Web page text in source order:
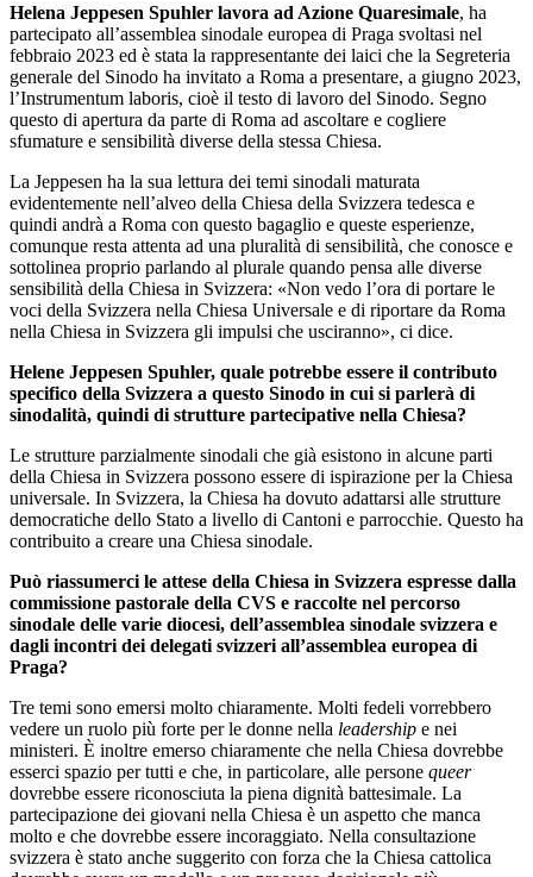
Helena Jeppesen Spuhler lavora ad Azione Quaresimale, ha
partecipato all’assemblea sinodale europea di Praga svoltasi nel
febbraio 2023 ed è stata la rappresentante dei laici che la Segreteria
generale del Sinodo ha invitato a Roma a presentare, a giugno 2023,
l’Instrumentum laboris, cioè il testo di lavoro del Sinodo. Segno
questo di apertura da parte di Roma ad ascoltare e cogliere
sfumature e sensibilità diverse della stessa Chiesa.
La Jeppesen ha la sua lettura dei temi sinodali maturata
evidentemente nell’alveo della Chiesa della Svizzera tedesca e
quindi andrà a Roma con questo bagaglio e queste esperienze,
comunque resta attenta ad una pluralità di sensibilità, che conosce e
sottolinea proprio parlando al plurale quando pensa alle diverse
sensibilità della Chiesa in Svizzera: «Non vedo l’ora di portare le
voci della Svizzera nella Chiesa Universale e di riportare da Roma
nella Chiesa in Svizzera gli impulsi che usciranno», ci dice.
Helene Jeppesen Spuhler, quale potrebbe essere il contributo
specifico della Svizzera a questo Sinodo in cui si parlerà di
sinodalità, quindi di strutture partecipative nella Chiesa?
Le strutture parzialmente sinodali che già esistono in alcune parti
della Chiesa in Svizzera possono essere di ispirazione per la Chiesa
universale. In Svizzera, la Chiesa ha dovuto adattarsi alle strutture
democratiche dello Stato a livello di Cantoni e parrocchie. Questo ha
contribuito a creare una Chiesa sinodale.
Può riassumerci le attese della Chiesa in Svizzera espresse dalla
commissione pastorale della CVS e raccolte nel percorso
sinodale delle varie diocesi, dell’assemblea sinodale svizzera e
dagli incontri dei delegati svizzeri all’assemblea europea di
Praga?
Tre temi sono emersi molto chiaramente. Molti fedeli vorrebbero
vedere un ruolo più forte per le donne nella leadership e nei
ministeri. È inoltre emerso chiaramente che nella Chiesa dovrebbe
esserci spazio per tutti e che, in particolare, alle persone queer
dovrebbe essere riconosciuta la piena dignità battesimale. La
partecipazione dei giovani nella Chiesa è un aspetto che manca
molto e che dovrebbe essere incoraggiato. Nella consultazione
svizzera è stato anche suggerito con forza che la Chiesa cattolica